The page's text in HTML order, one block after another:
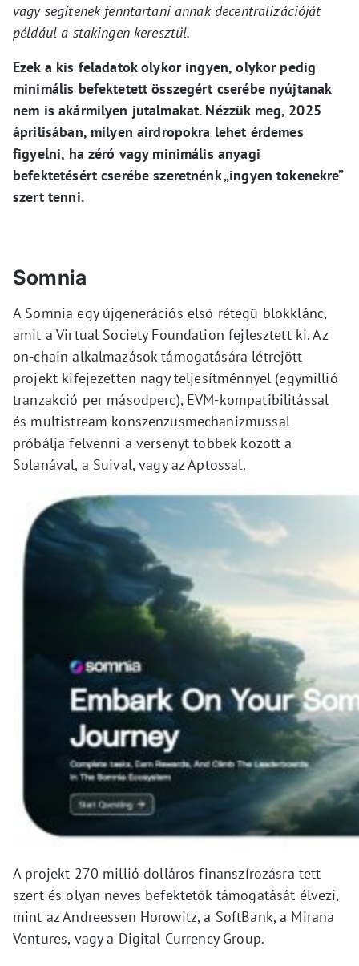
vagy segítenek fenntartani annak decentralizációját
például a stakingen keresztül.
Ezek a kis feladatok olykor ingyen, olykor pedig
minimális befektetett összegért cserébe nyújtanak
nem is akármilyen jutalmakat. Nézzük meg, 2025
áprilisában, milyen airdropokra lehet érdemes
figyelni, ha zéró vagy minimális anyagi
befektetésért cserébe szeretnénk „ingyen tokenekre”
szert tenni.
Somnia
A Somnia egy újgenerációs első rétegű blokklánc,
amit a Virtual Society Foundation fejlesztett ki. Az
on-chain alkalmazások támogatására létrejött
projekt kifejezetten nagy teljesítménnyel (egymillió
tranzakció per másodperc), EVM-kompatibilitással
és multistream konszenzusmechanizmussal
próbálja felvenni a versenyt többek között a
Solanával, a Suival, vagy az Aptossal.
A projekt 270 millió dolláros finanszírozásra tett
szert és olyan neves befektetők támogatását élvezi,
mint az Andreessen Horowitz, a SoftBank, a Mirana
Ventures, vagy a Digital Currency Group.